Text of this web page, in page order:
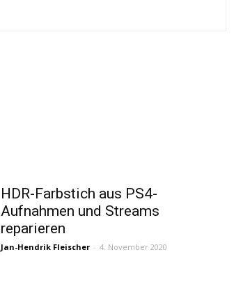
HDR-Farbstich aus PS4-
Aufnahmen und Streams
reparieren
Jan-Hendrik Fleischer - 4. November 2020